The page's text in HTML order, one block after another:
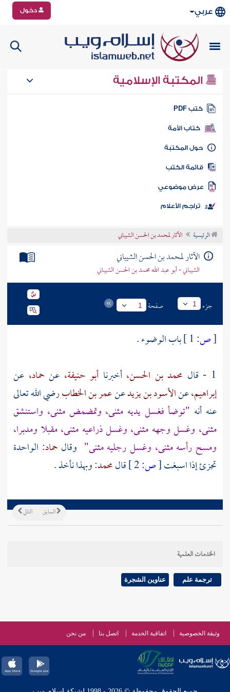
عربي دخول
المكتبة الإسلامية
كتب PDF
كتاب الأمة
المكتبة
الكتب
موضوعي
تراجم الأعلام
الرئيسية الآثار لمحمد بن الحسن الشيباني
الآثار لمحمد بن الحسن الشيباني
الشيباني - أبو عبد الله محمد بن الحسن الشيباني
جزء 1 صفحة 1
[ص:
باب الوضوء .
1 - قال
محمد بن الحسن،أخبرنا أبو حنيفة، عن حماد، عن
إبراهيم،عنالأسود بن يزيدعنعمر بن الخطابرضي الله تعالى
عنه أنه "توضأ فغسل يديه مثنى، وتمضمض مثنى، واستنشق
مثنى، وغسل وجهه مثنى، وغسل ذراعيه مثنى، مقبلا ومدبرا،
ومسح رأسه مثنى، وغسل رجليه مثنى" وقال حماد: الواحدة
تجزئ إذا اسبغت[ص: قالمحمد:وبهذا نأخذ .
التالي السابق
الخدمات العلمية
ترجمة علم عناوين الشجرة
وثيقة الخصوصية اتفاقية الخدمة اتصل بنا من نحن